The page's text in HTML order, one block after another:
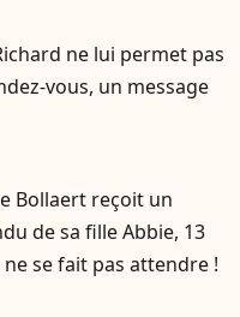
ne lui permet pas
vous, un message
Bollaert reçoit un
de sa fille Abbie, 13
se fait pas attendre !